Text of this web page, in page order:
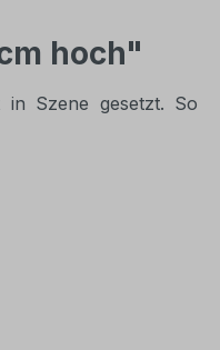
hoch"
Szene gesetzt. So